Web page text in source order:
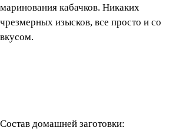
маринования кабачков. Никаких
чрезмерных изысков, все просто и со
вкусом.
Состав домашней заготовки: